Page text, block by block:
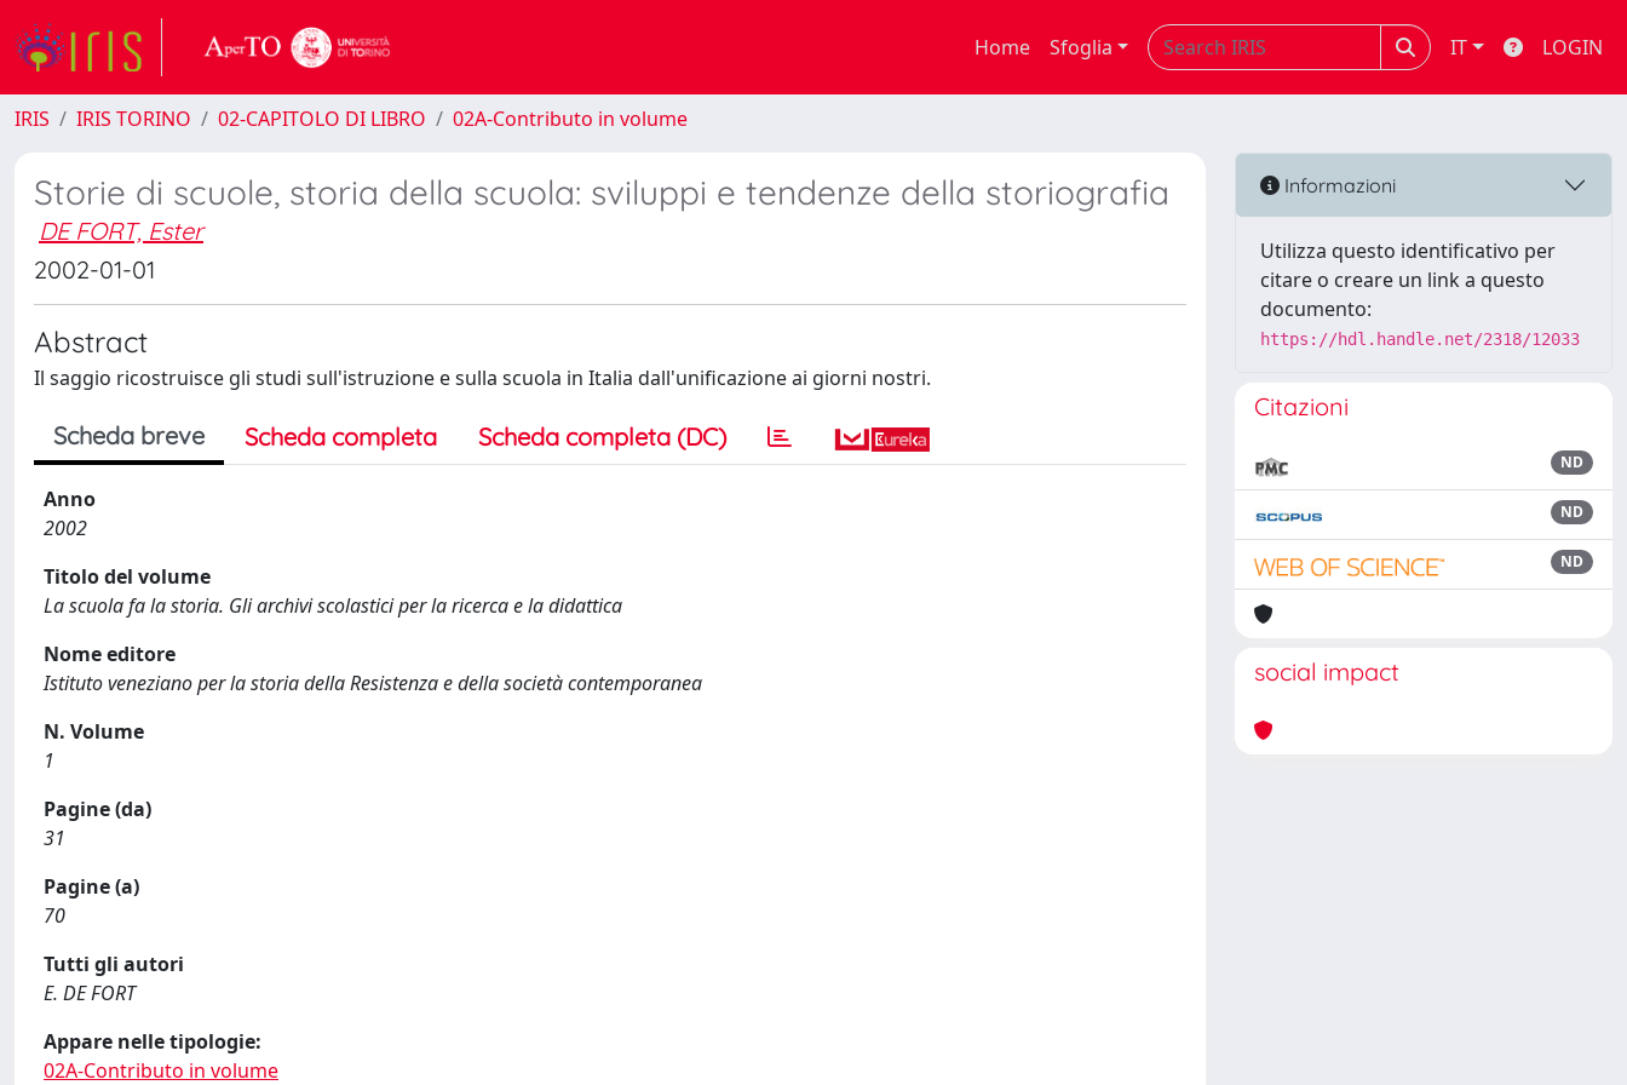
Home Sfoglia IT LOGIN
IRIS IRIS TORINO 02-CAPITOLO DI LIBRO 02A-Contributo in volume
Storie di scuole, storia della scuola: sviluppi e tendenze della storiografia
DE FORT, Ester
2002-01-01
Abstract
Il saggio ricostruisce gli studi sull'istruzione e sulla scuola in Italia dall'unificazione ai giorni nostri.
Scheda breve Scheda completa Scheda completa (DC)
Anno
2002
Titolo del volume
La scuola fa la storia. Gli archivi scolastici per la ricerca e la didattica
Nome editore
Istituto veneziano per la storia della Resistenza e della società contemporanea
N. Volume
1
Pagine (da)
31
Pagine (a)
70
Tutti gli autori
E. DE FORT
Appare nelle tipologie:
02A-Contributo in volume
Informazioni
Utilizza questo identificativo per
citare o creare un link a questo
documento:
https://hdl.handle.net/2318/12033
Citazioni
ND
ND
ND
social impact